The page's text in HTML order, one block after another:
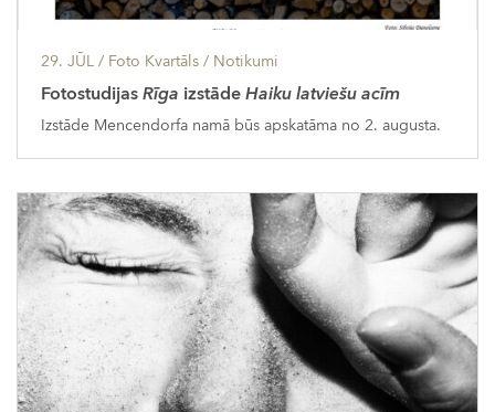
29. JŪL / Foto Kvartāls / Notikumi
FotostudijasRīga izstādeHaiku latviešu acīm
Izstāde Mencendorfa namā būs apskatāma no 2. augusta.